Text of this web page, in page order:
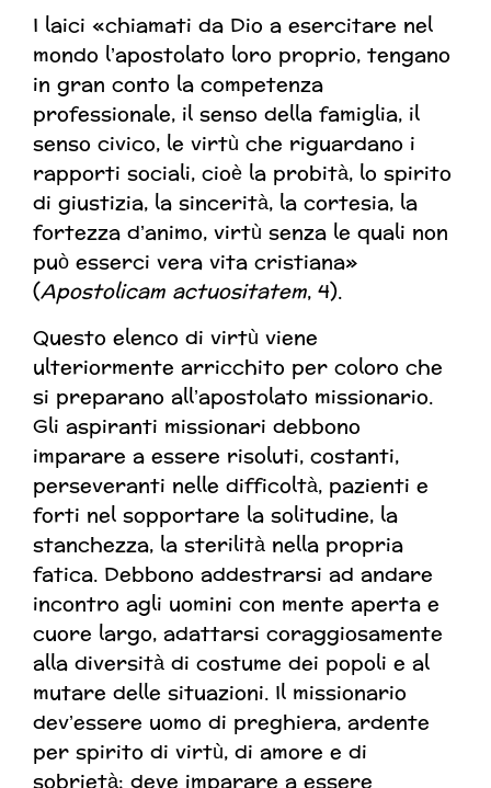
I laici «chiamati da Dio a esercitare nel
mondo l’apostolato loro proprio, tengano
in gran conto la competenza
professionale, il senso della famiglia, il
senso civico, le virtù che riguardano i
rapporti sociali, cioè la probità, lo spirito
di giustizia, la sincerità, la cortesia, la
fortezza d’animo, virtù senza le quali non
può esserci vera vita cristiana»
(Apostolicam actuositatem, 4).
Questo elenco di virtù viene
ulteriormente arricchito per coloro che
si preparano all’apostolato missionario.
Gli aspiranti missionari debbono
imparare a essere risoluti, costanti,
perseveranti nelle difficoltà, pazienti e
forti nel sopportare la solitudine, la
stanchezza, la sterilità nella propria
fatica. Debbono addestrarsi ad andare
incontro agli uomini con mente aperta e
cuore largo, adattarsi coraggiosamente
alla diversità di costume dei popoli e al
mutare delle situazioni. Il missionario
dev’essere uomo di preghiera, ardente
per spirito di virtù, di amore e di